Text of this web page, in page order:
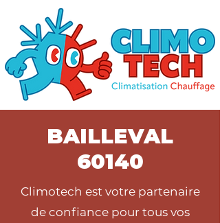
BAILLEVAL
60140
Climotech est votre partenaire
de confiance pour tous vos